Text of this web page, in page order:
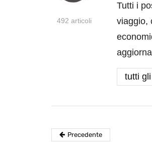
492 articoli
Tutti i
viaggio,
tutti
Precedente